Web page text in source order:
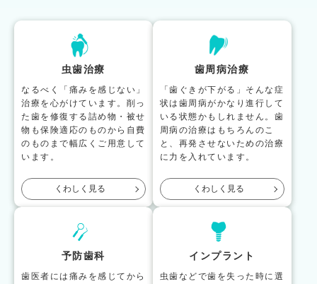
虫歯治療
なるべく「痛みを感じない」
治療を心がけています。削っ
た歯を修復する詰め物・被せ
物も保険適応のものから自費
のものまで幅広くご用意して
います。
くわしく見る
歯周病治療
「歯ぐきが下がる」そんな症
状は歯周病がかなり進行して
いる状態かもしれません。歯
周病の治療はもちろんのこ
と、再発させないための治療
に力を入れています。
くわしく見る
予防歯科
歯医者には痛みを感じてから
インプラント
虫歯などで歯を失った時に選